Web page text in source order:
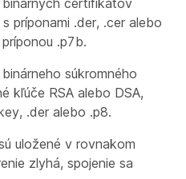
certifikátov
príponami .der, .cer alebo
.p7b.
súkromného
kľúče RSA alebo DSA,
.der alebo .p8.
uložené v rovnakom
zlyhá, spojenie sa